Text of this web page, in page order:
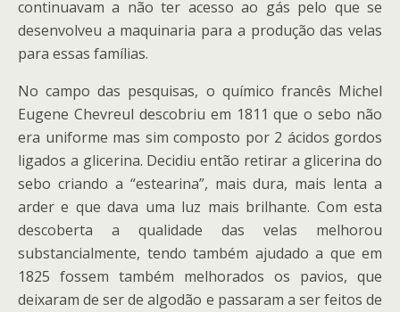
continuavam a não ter acesso ao gás pelo que se
desenvolveu a maquinaria para a produção das velas
para essas famílias.
No campo das pesquisas, o químico francês Michel
Eugene Chevreul descobriu em 1811 que o sebo não
era uniforme mas sim composto por 2 ácidos gordos
ligados a glicerina. Decidiu então retirar a glicerina do
sebo criando a “estearina”, mais dura, mais lenta a
arder e que dava uma luz mais brilhante. Com esta
descoberta a qualidade das velas melhorou
substancialmente, tendo também ajudado a que em
1825 fossem também melhorados os pavios, que
deixaram de ser de algodão e passaram a ser feitos de